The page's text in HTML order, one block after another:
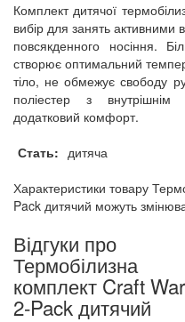
Комплект дитячої
вибір для занять
повсякденного носіння.
створює оптимальний
тіло, не обмежує свободу
поліестер з
додатковий комфорт.
Стать: дитяча
Характеристики товару
Pack дитячий можуть
Відгуки про
Термобілизна
комплект Craft
2-Pack дитячий